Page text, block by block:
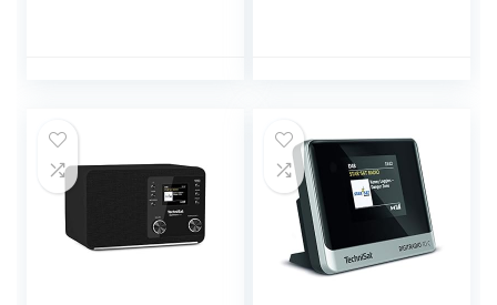
zelfklevende
tape-bevestiging,
houtskool